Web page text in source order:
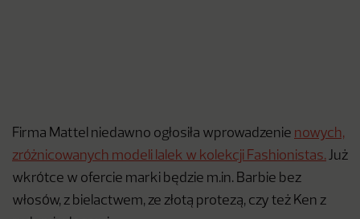
Firma Mattel niedawno ogłosiła wprowadzenie nowych,
zróżnicowanych modeli lalek w kolekcji Fashionistas. Już
wkrótce w ofercie marki będzie m.in. Barbie bez
włosów, z bielactwem, ze złotą protezą, czy też Ken z